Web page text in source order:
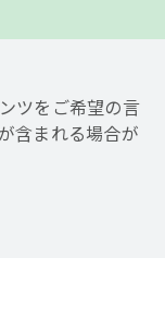
ツをご希望の言
含まれる場合が